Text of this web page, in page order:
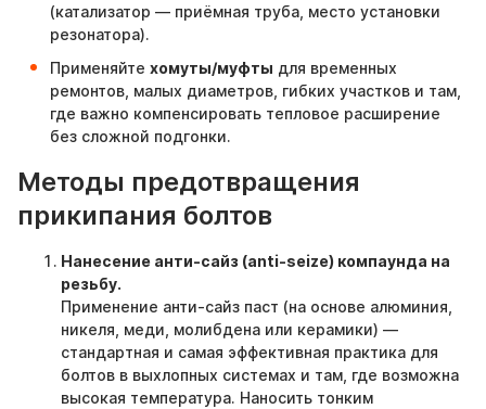
(катализатор — приёмная труба, место установки
резонатора).
Применяйте хомуты/муфты для временных
ремонтов, малых диаметров, гибких участков и там,
где важно компенсировать тепловое расширение
без сложной подгонки.
Методы предотвращения
прикипания болтов
Нанесение анти-сайз (anti-seize) компаунда на
резьбу.
Применение анти-сайз паст (на основе алюминия,
никеля, меди, молибдена или керамики) —
стандартная и самая эффективная практика для
болтов в выхлопных системах и там, где возможна
высокая температура. Наносить тонким